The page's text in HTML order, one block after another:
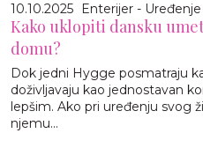
10.10.2025 Enterijer -
Kako uklopiti dansku
domu?
Dok jedni Hygge posmatraju
doživljavaju kao jednostavan
lepšim. Ako pri uređenju svog
njemu...